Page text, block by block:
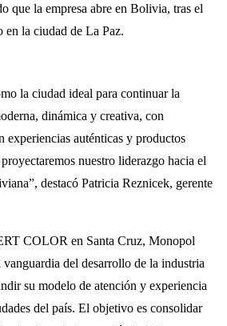
que la empresa abre en Bolivia, tras el
en la ciudad de La Paz.
la ciudad ideal para continuar la
dinámica y creativa, con
experiencias auténticas y productos
nuestro liderazgo hacia el
destacó Patricia Reznicek, gerente
COLOR en Santa Cruz, Monopol
vanguardia del desarrollo de la industria
su modelo de atención y experiencia
del país. El objetivo es consolidar